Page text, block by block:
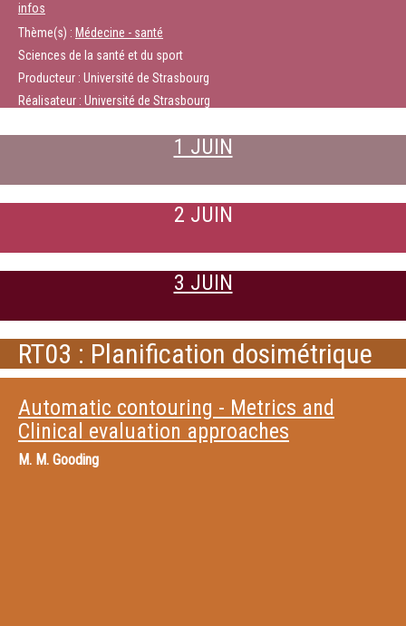
infos
Thème(s) : Médecine - santé
Sciences de la santé et du sport
Producteur : Université de Strasbourg
Réalisateur : Université de Strasbourg
1 JUIN
2 JUIN
3 JUIN
RT03 : Planification dosimétrique
Automatic contouring - Metrics and
Clinical evaluation approaches
M. M. Gooding